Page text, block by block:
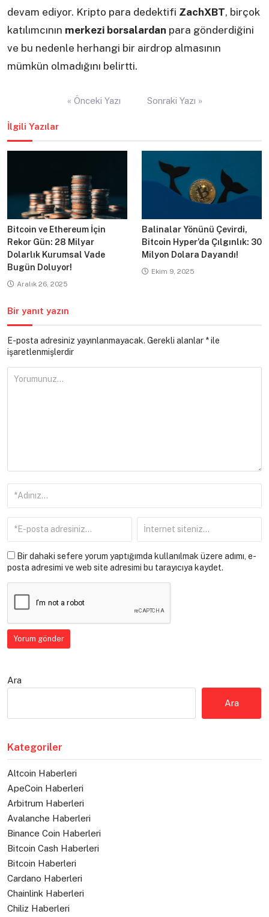
devam ediyor. Kripto para dedektifi ZachXBT, birçok
katılımcının merkezi borsalardan para gönderdiğini
ve bu nedenle herhangi bir airdrop almasının
mümkün olmadığını belirtti.
« Önceki Yazı Sonraki Yazı »
İlgili Yazılar
Bitcoin ve Ethereum İçin
Rekor Gün: 28 Milyar
Dolarlık Kurumsal Vade
Bugün Doluyor!
Aralık 26, 2025
Balinalar Yönünü Çevirdi,
Bitcoin Hyper’da Çılgınlık: 30
Milyon Dolara Dayandı!
Ekim 9, 2025
Bir yanıt yazın
E-posta adresiniz yayınlanmayacak. Gerekli alanlar *ile
işaretlenmişlerdir
Bir dahaki sefere yorum yaptığımda kullanılmak üzere adımı, e-
posta adresimi ve web site adresimi bu tarayıcıya kaydet.
Ara
Ara
Kategoriler
Altcoin Haberleri
ApeCoin Haberleri
Arbitrum Haberleri
Avalanche Haberleri
Binance Coin Haberleri
Bitcoin Cash Haberleri
Bitcoin Haberleri
Cardano Haberleri
Chainlink Haberleri
Chiliz Haberleri